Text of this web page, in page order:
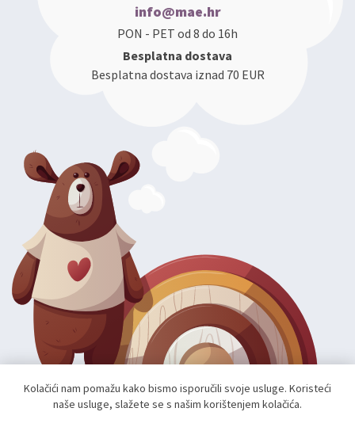
info@mae.hr
PON - PET od 8 do 16h
Besplatna dostava
Besplatna dostava iznad 70 EUR
Kolačići nam pomažu kako bismo isporučili svoje usluge. Koristeći
naše usluge, slažete se s našim korištenjem kolačića.